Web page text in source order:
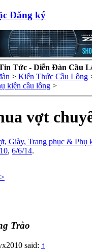
Đăng ký
Tức - Diễn Đàn Cầu
> Kiến Thức Cầu Lông
kiện cầu lông >
vợt
Giày, Trang phục & Phụ
, 6/6/14.
Trào
said: ↑